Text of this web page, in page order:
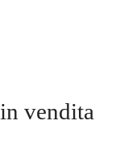
vendita